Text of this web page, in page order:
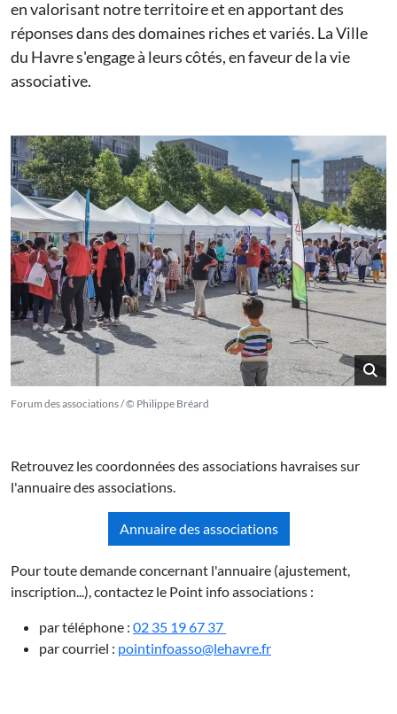
en valorisant notre territoire et en apportant des
réponses dans des domaines riches et variés. La Ville
du Havre s'engage à leurs côtés, en faveur de la vie
associative.
Forum des associations / © Philippe Bréard
Retrouvez les coordonnées des associations havraises sur
l'annuaire des associations.
Annuaire des associations
Pour toute demande concernant l'annuaire (ajustement,
inscription...), contactez le Point info associations :
par téléphone : 02 35 19 67 37
par courriel : pointinfoasso@lehavre.fr